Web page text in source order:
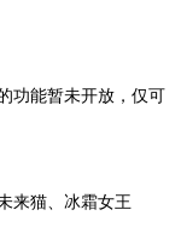
功能暂未开放，仅可
来猫、冰霜女王